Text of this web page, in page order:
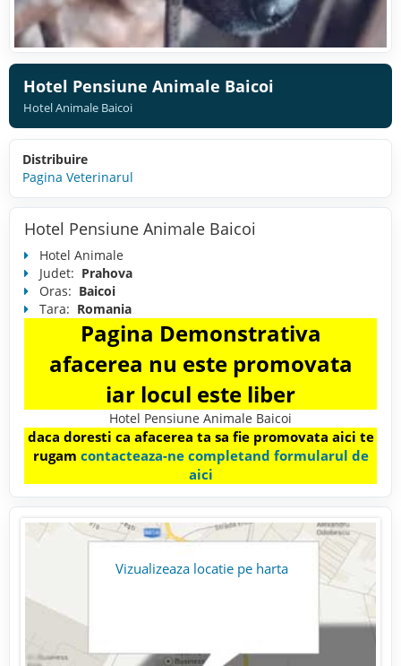
Hotel Pensiune Animale Baicoi
Hotel Animale Baicoi
Distribuire
Pagina Veterinarul
Hotel Pensiune Animale Baicoi
Hotel Animale
Judet: Prahova
Oras: Baicoi
Tara: Romania
Pagina Demonstrativa
afacerea nu este promovata
iar locul este liber
Hotel Pensiune Animale Baicoi
daca doresti ca afacerea ta sa fie promovata aici te
rugam contacteaza-ne completand formularul de
aici
Vizualizeaza locatie pe harta